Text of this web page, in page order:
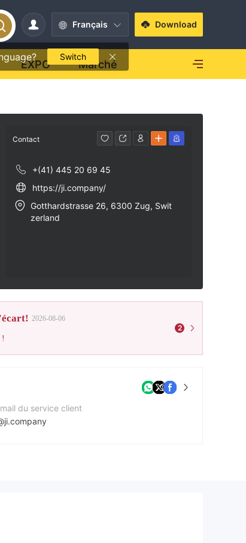
Français
Switch
Download
EXPO Marché
Contact
+(41) 445 20 69 45
https://ji.company/
Gotthardstrasse 26, 6300 Zug, Swit
zerland
2026-08-06
!
2
du service client